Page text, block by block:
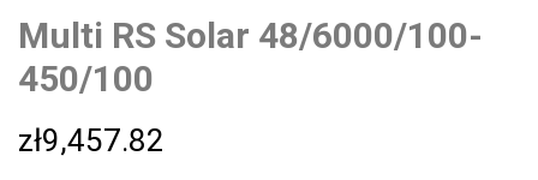
Multi RS Solar 48/6000/100-
450/100
zł9,457.82